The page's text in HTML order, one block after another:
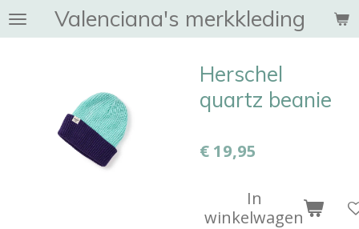
Ga
direct
Valenciana's merkkleding
Herschel
quartz beanie
€ 19,95
In
winkelwagen